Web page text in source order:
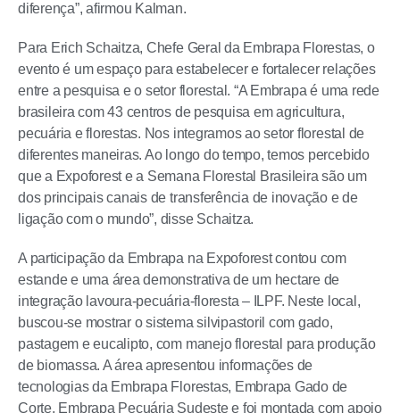
diferença”, afirmou Kalman.
Para Erich Schaitza, Chefe Geral da Embrapa Florestas, o
evento é um espaço para estabelecer e fortalecer relações
entre a pesquisa e o setor florestal. “A Embrapa é uma rede
brasileira com 43 centros de pesquisa em agricultura,
pecuária e florestas. Nos integramos ao setor florestal de
diferentes maneiras. Ao longo do tempo, temos percebido
que a Expoforest e a Semana Florestal Brasileira são um
dos principais canais de transferência de inovação e de
ligação com o mundo”, disse Schaitza.
A participação da Embrapa na Expoforest contou com
estande e uma área demonstrativa de um hectare de
integração lavoura-pecuária-floresta – ILPF. Neste local,
buscou-se mostrar o sistema silvipastoril com gado,
pastagem e eucalipto, com manejo florestal para produção
de biomassa. A área apresentou informações de
tecnologias da Embrapa Florestas, Embrapa Gado de
Corte, Embrapa Pecuária Sudeste e foi montada com apoio